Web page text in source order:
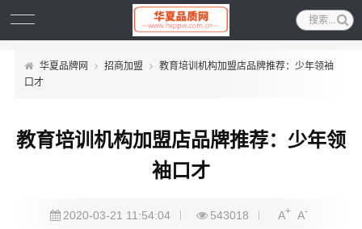
华夏品牌网 招商加盟
教育培训机构加盟店品牌推荐：少年领袖
口才
教育培训机构加盟店品牌推荐：少年领
袖口才
2020-03-21 11:54:04 543018 A+ A-